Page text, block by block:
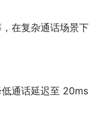
在复杂通话场景下
通话延迟至 20ms